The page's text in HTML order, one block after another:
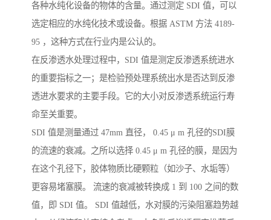
各种水纯化设备的物体的含量。通过测定 SDI 值，可以
选定相应的水纯化技术或设备。根据 ASTM 方法 4189-
95 ，这种方式在行业内是公认的。
在反渗透水处理过程中，SDI 值是测定反渗透系统进水
的重要指标之一；是检验预处理系统出水是否达到反渗
透进水要求的主要手段。它的大小对反渗透系统运行寿
命至关重要。
SDI 值是测量通过 47mm 直径， 0.45 μ m 孔径的SDI膜
的流速的衰减。之所以选择 0.45 μ m 孔径的膜，是因为
在这个孔径下，胶体物质比硬颗粒（如沙子、水垢等）
更容易堵塞膜。 流速的衰减被转换成 1 到 100 之间的数
值，即 SDI 值。 SDI 值越低，水对膜的污染阻塞趋势越